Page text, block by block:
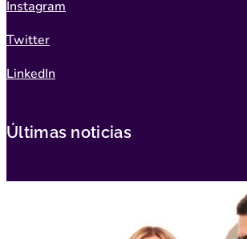
Instagram
Twitter
LinkedIn
Últimas noticias